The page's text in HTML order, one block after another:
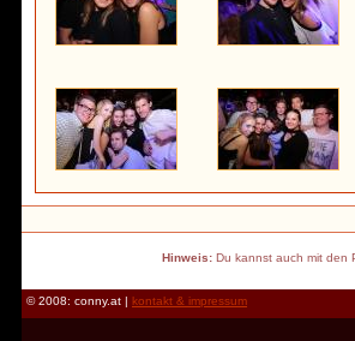
Hinweis:Du kannst auch mit den
© 2008: conny.at | kontakt & impressum